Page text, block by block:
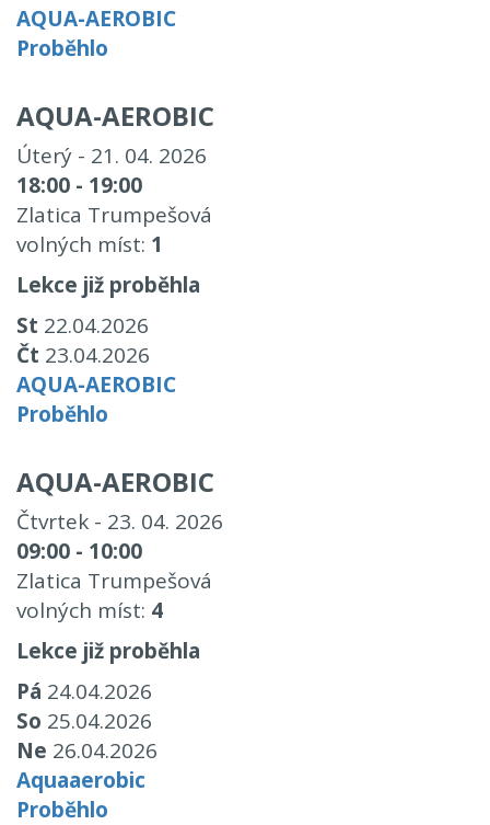
AQUA-AEROBIC
Proběhlo
AQUA-AEROBIC
Úterý - 21. 04. 2026
18:00 - 19:00
Zlatica Trumpešová
volných míst: 1
Lekce již proběhla
St 22.04.2026
Čt 23.04.2026
AQUA-AEROBIC
Proběhlo
AQUA-AEROBIC
Čtvrtek - 23. 04. 2026
09:00 - 10:00
Zlatica Trumpešová
volných míst: 4
Lekce již proběhla
Pá 24.04.2026
So 25.04.2026
Ne 26.04.2026
Aquaaerobic
Proběhlo